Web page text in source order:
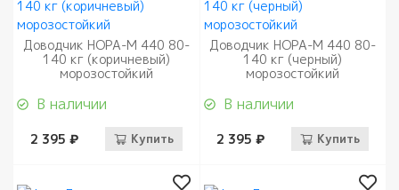
Доводчик НОРА-М 440 80-
140 кг (коричневый)
морозостойкий
В наличии
2 395 ₽ Купить
Доводчик НОРА-М 440 80-
140 кг (черный)
морозостойкий
В наличии
2 395 ₽ Купить